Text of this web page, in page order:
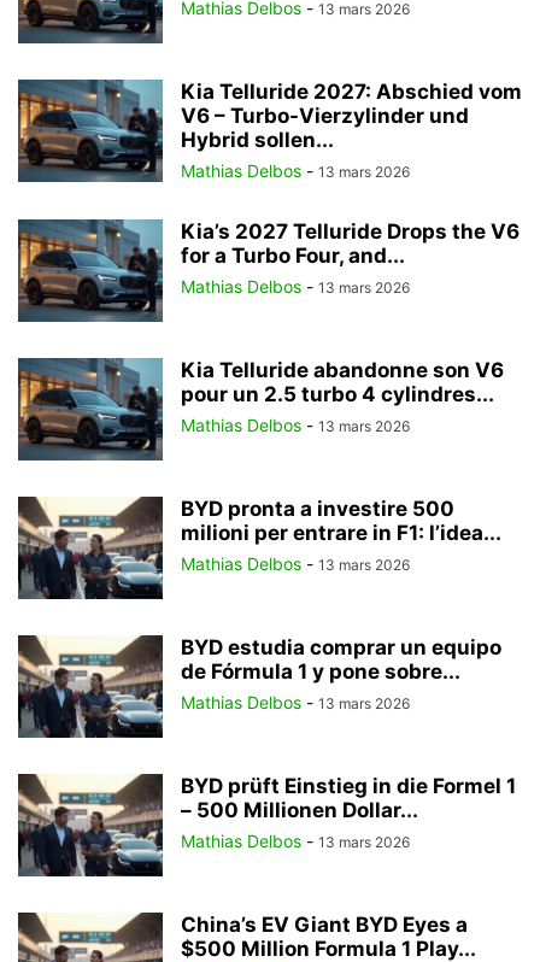
Mathias Delbos - 13 mars 2026
Kia Telluride 2027: Abschied vom
V6 – Turbo-Vierzylinder und
Hybrid sollen...
Mathias Delbos - 13 mars 2026
Kia’s 2027 Telluride Drops the V6
for a Turbo Four, and...
Mathias Delbos - 13 mars 2026
Kia Telluride abandonne son V6
pour un 2.5 turbo 4 cylindres...
Mathias Delbos - 13 mars 2026
BYD pronta a investire 500
milioni per entrare in F1: l’idea...
Mathias Delbos - 13 mars 2026
BYD estudia comprar un equipo
de Fórmula 1 y pone sobre...
Mathias Delbos - 13 mars 2026
BYD prüft Einstieg in die Formel 1
– 500 Millionen Dollar...
Mathias Delbos - 13 mars 2026
China’s EV Giant BYD Eyes a
$500 Million Formula 1 Play...